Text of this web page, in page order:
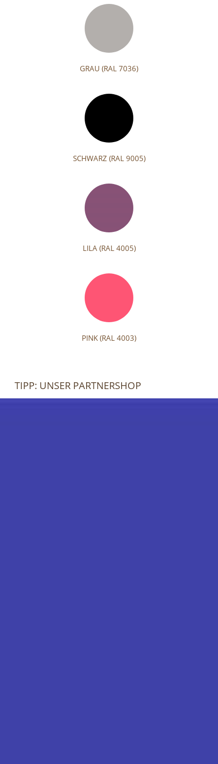
GRAU (RAL 7036)
SCHWARZ (RAL 9005)
LILA (RAL 4005)
PINK (RAL 4003)
TIPP: UNSER PARTNERSHOP